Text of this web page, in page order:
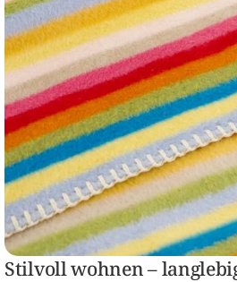
Stilvoll wohnen –